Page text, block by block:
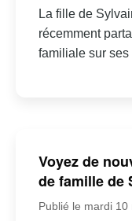
La fille de
récemment
familiale sur
Voyez de
de famille de
Publié le mardi 10